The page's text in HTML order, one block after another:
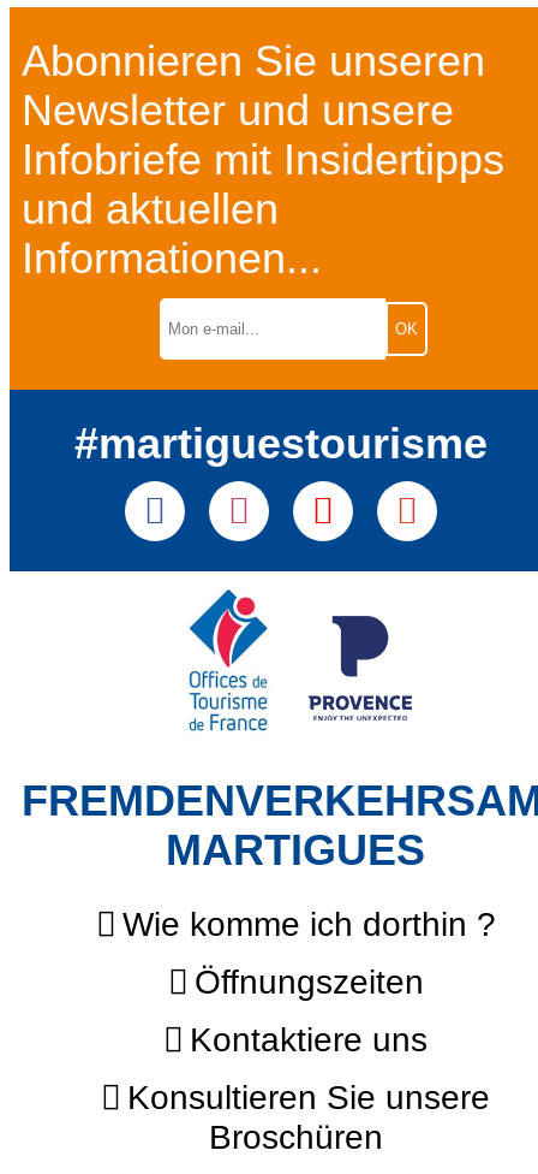
Abonnieren Sie unseren
Newsletter und unsere
Infobriefe mit Insidertipps
und aktuellen
Informationen...
#martiguestourisme
MARTIGUES
Wie komme ich dorthin ?
Öffnungszeiten
Kontaktiere uns
Konsultieren Sie unsere
Broschüren